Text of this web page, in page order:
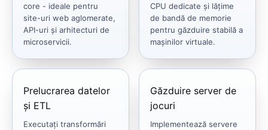
core - ideale pentru
site-uri web aglomerate,
API-uri și arhitecturi de
microservicii.
CPU dedicate și lățime
de bandă de memorie
pentru găzduire stabilă a
mașinilor virtuale.
Prelucrarea datelor
și ETL
Executați transformări
Găzduire server de
jocuri
Implementează servere